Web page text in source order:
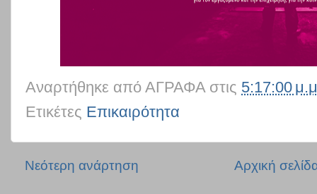
Αναρτήθηκε από ΑΓΡΑΦΑ στις 5:17:00
Ετικέτες Επικαιρότητα
Νεότερη ανάρτηση Αρχική